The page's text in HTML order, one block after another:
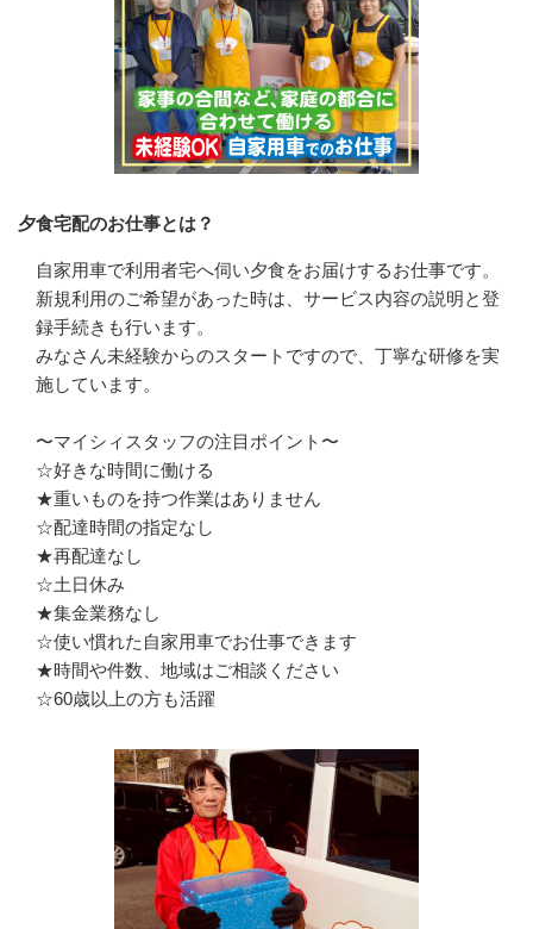
夕食宅配のお仕事とは？
自家用車で利用者宅へ伺い夕食をお届けするお仕事です。
新規利用のご希望があった時は、サービス内容の説明と登
録手続きも行います。
みなさん未経験からのスタートですので、丁寧な研修を実
施しています。
〜マイシィスタッフの注目ポイント〜
☆好きな時間に働ける
★重いものを持つ作業はありません
☆配達時間の指定なし
★再配達なし
☆土日休み
★集金業務なし
☆使い慣れた自家用車でお仕事できます
★時間や件数、地域はご相談ください
☆60歳以上の方も活躍